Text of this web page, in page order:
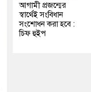
আগামী প্রজন্মের
স্বার্থেই সংবিধান
সংশোধন করা হবে :
চিফ হুইপ